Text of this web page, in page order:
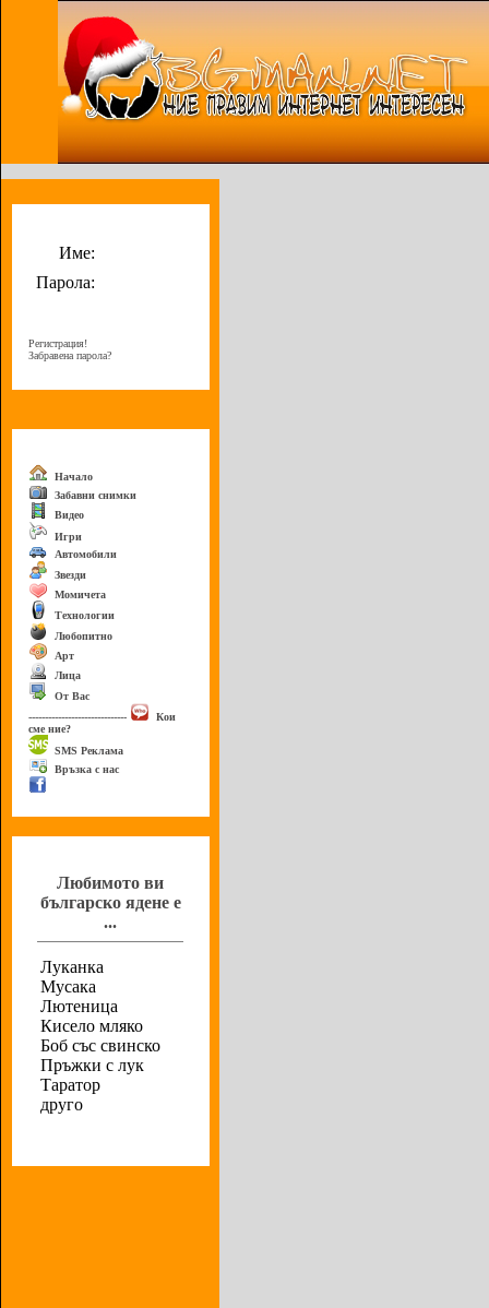
Име:
Парола:
Регистрация!
Забравена парола?
Начало
Забавни снимки
Видео
Игри
Автомобили
Звезди
Момичета
Технологии
Любопитно
Арт
Лица
От Вас
------------------------------
Кои
сме ние?
SMS Реклама
Връзка с нас
Любимото ви
българско ядене е
...
Луканка
Мусака
Лютеница
Кисело мляко
Боб със свинско
Пръжки с лук
Таратор
друго